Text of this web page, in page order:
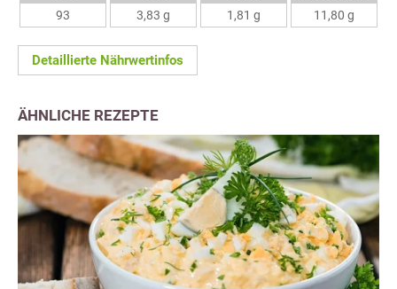
93
3,83 g
1,81 g
11,80 g
Detaillierte Nährwertinfos
ÄHNLICHE REZEPTE